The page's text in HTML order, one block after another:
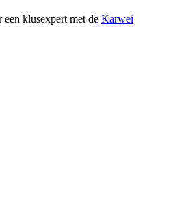
klusexpert met de Karwei